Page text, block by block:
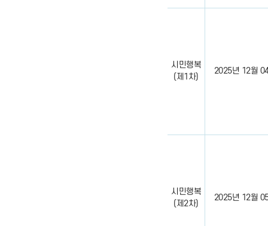
시민행복
(제1차)
2025년 12월
시민행복
(제2차)
2025년 12월